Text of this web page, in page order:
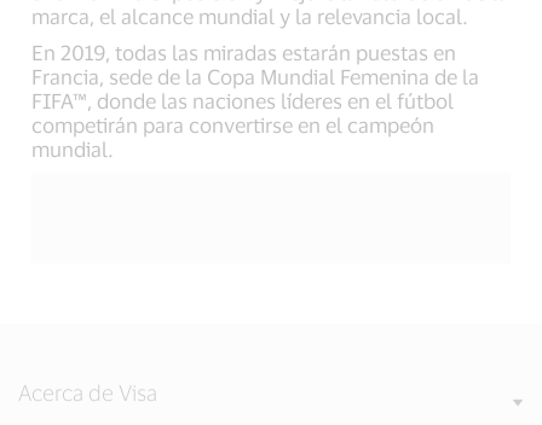
marca, el alcance mundial y la relevancia local.
En 2019, todas las miradas estarán puestas en
Francia, sede de la Copa Mundial Femenina de la
FIFA™, donde las naciones líderes en el fútbol
competirán para convertirse en el campeón
mundial.
Acerca de Visa